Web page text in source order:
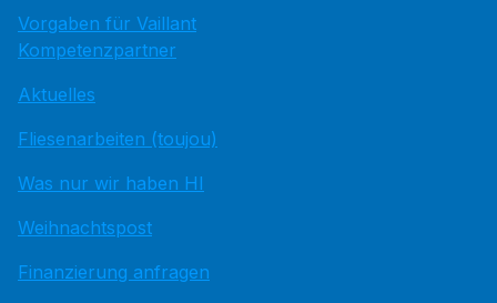
Vorgaben für Vaillant
Kompetenzpartner
Aktuelles
Fliesenarbeiten (toujou)
Was nur wir haben HI
Weihnachtspost
Finanzierung anfragen